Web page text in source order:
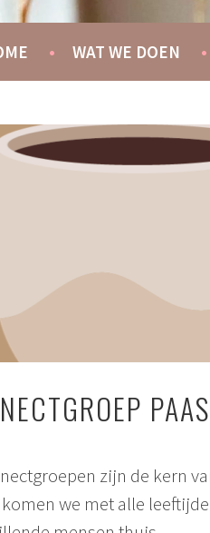
WAT WE DOEN
zijn de kern
we met alle